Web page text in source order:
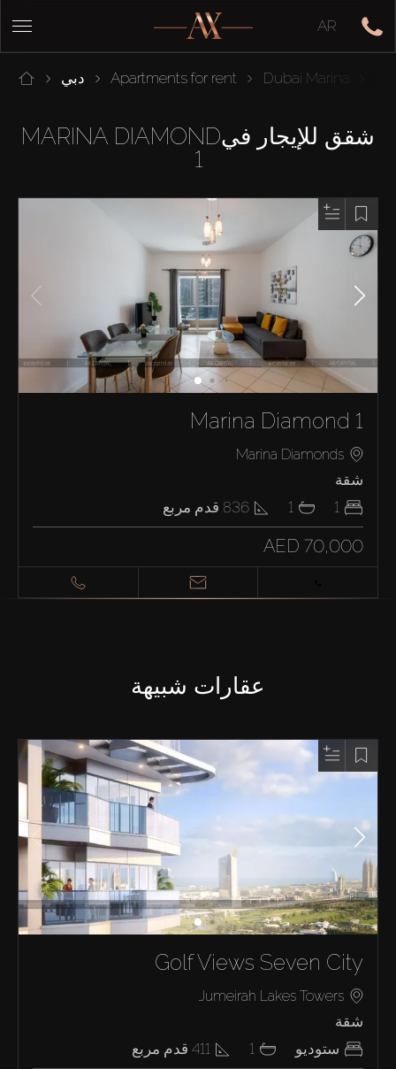
AR
دبي Apartments for rent Dubai Marina
شقق للإيجار فيMARINA DIAMOND
1
Marina Diamond 1
Marina Diamonds
شقة
1
1
836 قدم مربع
AED 70,000
عقارات شبيهة
Golf Views Seven City
Jumeirah Lakes Towers
شقة
ستوديو
1
411 قدم مربع